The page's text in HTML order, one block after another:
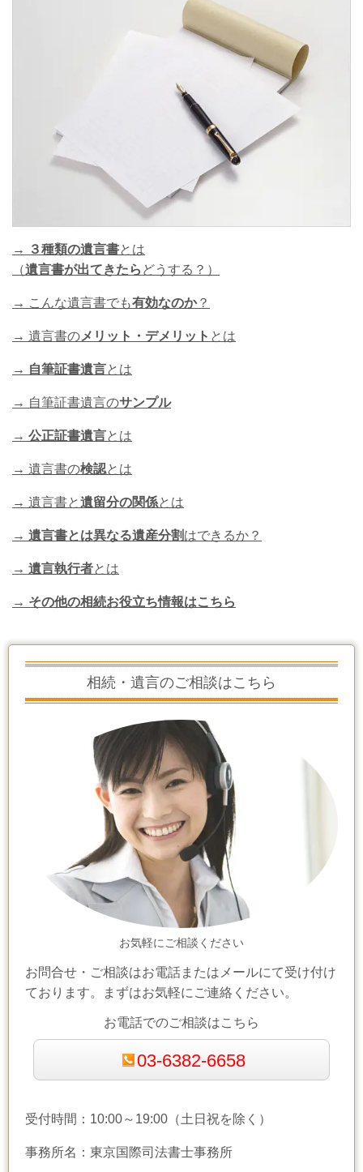
→ ３種類の遺言書とは
（遺言書が出てきたら どうする？）
→ こんな遺言書でも有効なのか？
→ 遺言書のメリット・デメリット とは
→ 自筆証書遺言とは
→ 自筆証書遺言のサンプル
→ 公正証書遺言とは
→ 遺言書の検認とは
→ 遺言書と遺留分の関係とは
→ 遺言書とは異なる遺産分割はできるか？
→ 遺言執行者とは
→ その他の相続お役立ち情報はこちら
相続・遺言のご相談はこちら
お気軽にご相談ください
お問合せ・ご相談はお電話またはメールにて受け付け
ております。まずはお気軽にご連絡ください。
お電話でのご相談はこちら
03-6382-6658
受付時間：10:00～19:00（土日祝を除く）
事務所名：東京国際司法書士事務所